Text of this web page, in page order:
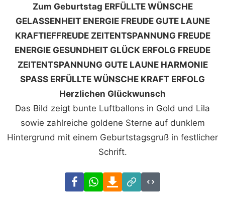
Zum Geburtstag ERFÜLLTE WÜNSCHE
GELASSENHEIT ENERGIE FREUDE GUTE LAUNE
KRAFTIEFFREUDE ZEITENTSPANNUNG FREUDE
ENERGIE GESUNDHEIT GLÜCK ERFOLG FREUDE
ZEITENTSPANNUNG GUTE LAUNE HARMONIE
SPASS ERFÜLLTE WÜNSCHE KRAFT ERFOLG
Herzlichen Glückwunsch
Das Bild zeigt bunte Luftballons in Gold und Lila
sowie zahlreiche goldene Sterne auf dunklem
Hintergrund mit einem Geburtstagsgruß in festlicher
Schrift.
FacebookWhatsAppDownload
Link
Code